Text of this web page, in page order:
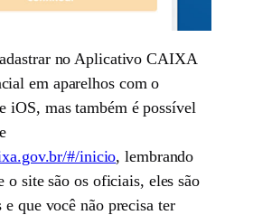
no Aplicativo CAIXA
em aparelhos com o
iOS, mas também é possível
#/inicio, lembrando
o site são os oficiais, eles são
que você não precisa ter